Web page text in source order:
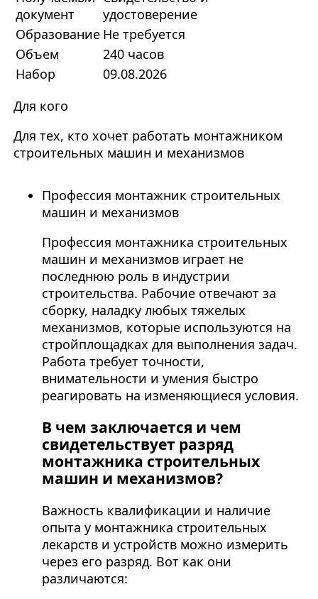
документ
удостоверение
Образование Не требуется
Объем
240 часов
Набор
09.08.2026
Для кого
Для тех, кто хочет работать монтажником
строительных машин и механизмов
Профессия монтажник строительных
машин и механизмов
Профессия монтажника строительных
машин и механизмов играет не
последнюю роль в индустрии
строительства. Рабочие отвечают за
сборку, наладку любых тяжелых
механизмов, которые используются на
стройплощадках для выполнения задач.
Работа требует точности,
внимательности и умения быстро
реагировать на изменяющиеся условия.
В чем заключается и чем
свидетельствует разряд
монтажника строительных
машин и механизмов?
Важность квалификации и наличие
опыта у монтажника строительных
лекарств и устройств можно измерить
через его разряд. Вот как они
различаются: